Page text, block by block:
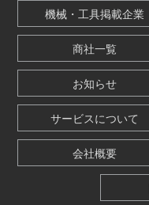
機械・工具掲載企業
商社一覧
お知らせ
サービスについて
会社概要